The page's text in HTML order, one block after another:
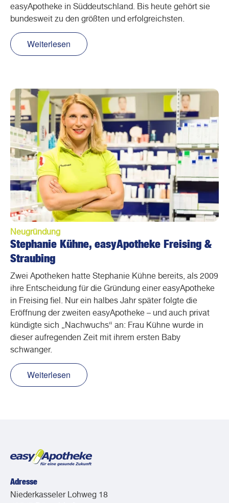
easyApotheke in Süddeutschland. Bis heute gehört sie
bundesweit zu den größten und erfolgreichsten.
Weiterlesen
Neugründung
Stephanie Kühne, easyApotheke Freising &
Straubing
Zwei Apotheken hatte Stephanie Kühne bereits, als 2009
ihre Entscheidung für die Gründung einer easyApotheke
in Freising fiel. Nur ein halbes Jahr später folgte die
Eröffnung der zweiten easyApotheke – und auch privat
kündigte sich „Nachwuchs“ an: Frau Kühne wurde in
dieser aufregenden Zeit mit ihrem ersten Baby
schwanger.
Weiterlesen
Adresse
Niederkasseler Lohweg 18